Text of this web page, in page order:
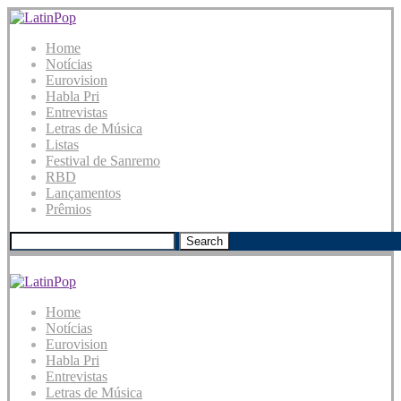
Home
Notícias
Eurovision
Habla Pri
Entrevistas
Letras de Música
Listas
Festival de Sanremo
RBD
Lançamentos
Prêmios
Search
Home
Notícias
Eurovision
Habla Pri
Entrevistas
Letras de Música